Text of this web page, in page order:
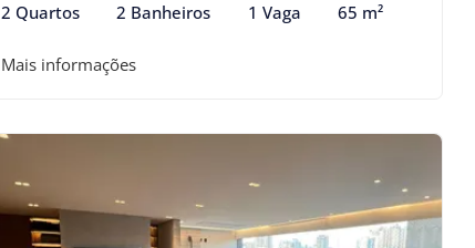
2 Quartos 2 Banheiros 1 Vaga 65 m²
Mais informações